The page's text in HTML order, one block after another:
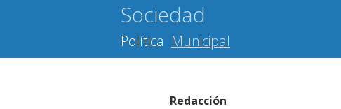
Sociedad
Política Municipal
Redacción